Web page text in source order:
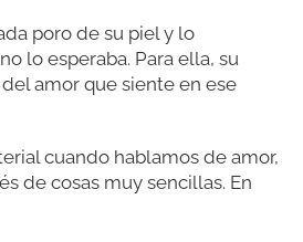
poro de su piel y lo
lo esperaba. Para ella, su
amor que siente en ese
cuando hablamos de amor,
de cosas muy sencillas. En